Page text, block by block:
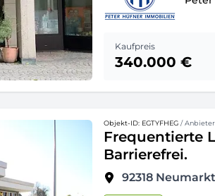
Kaufpreis
340.000 €
Objekt-ID: EGTYFHEG /
Frequentierte
Barrierefrei.
92318